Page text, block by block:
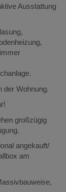
Ausstattung
der Wohnung.
großzügig
angekauft/
am